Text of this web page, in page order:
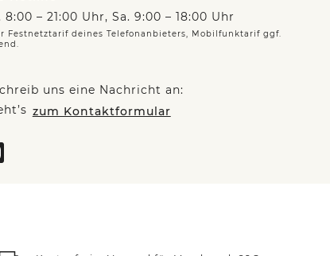
8:00 – 21:00 Uhr, Sa. 9:00 – 18:00 Uhr
Festnetztarif deines Telefonanbieters, Mobilfunktarif ggf.
uns eine Nachricht an:
zum Kontaktformular